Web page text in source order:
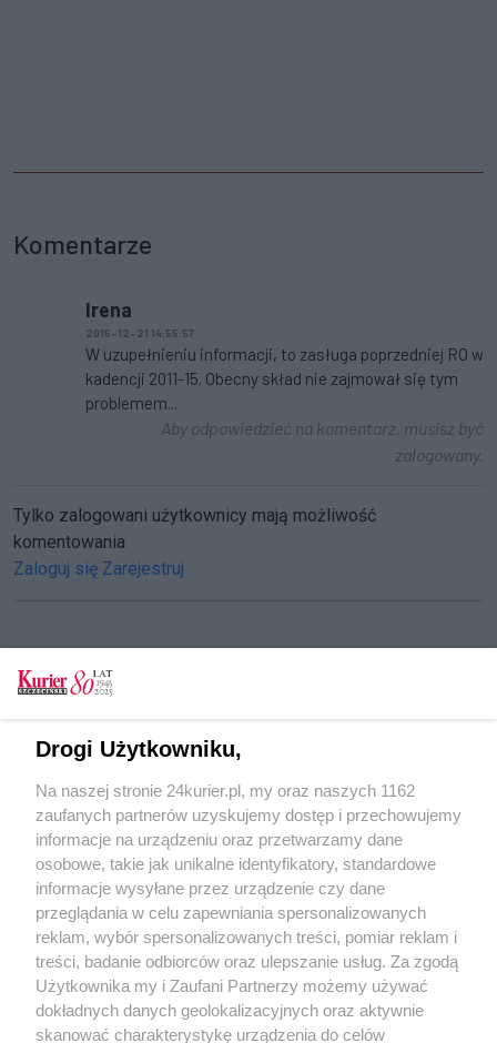
Komentarze
Irena
2015-12-21 14:55:57
W uzupełnieniu informacji, to zasługa poprzedniej RO w
kadencji 2011-15. Obecny skład nie zajmował się tym
problemem...
Aby odpowiedzieć na komentarz, musisz być
zalogowany.
Tylko zalogowani użytkownicy mają możliwość
komentowania
Zaloguj się Zarejestruj
CZYTAJ TAKŻE
Na Dziewokliczu i w Dąbiu nowe pomosty
[GALERIA]
Dąbie. Komunalne nad Płonią
POGODA
17℃
Zobacz prognozę na 3 dni
Drogi Użytkowniku,
Na naszej stronie 24kurier.pl, my oraz naszych 1162
zaufanych partnerów uzyskujemy dostęp i przechowujemy
informacje na urządzeniu oraz przetwarzamy dane
osobowe, takie jak unikalne identyfikatory, standardowe
informacje wysyłane przez urządzenie czy dane
przeglądania w celu zapewniania spersonalizowanych
reklam, wybór spersonalizowanych treści, pomiar reklam i
treści, badanie odbiorców oraz ulepszanie usług. Za zgodą
Użytkownika my i Zaufani Partnerzy możemy używać
dokładnych danych geolokalizacyjnych oraz aktywnie
skanować charakterystykę urządzenia do celów